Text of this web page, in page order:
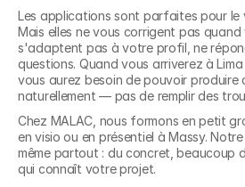
Les applications sont parfaites pour le
Mais elles ne vous corrigent pas
s'adaptent pas à votre profil, ne
questions. Quand vous arriverez à Lima
vous aurez besoin de pouvoir produire
naturellement — pas de remplir des
Chez MALAC, nous formons en petit
en visio ou en présentiel à Massy.
même partout : du concret, beaucoup
qui connaît votre projet.